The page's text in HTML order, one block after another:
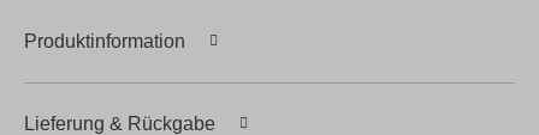
Produktinformation
Lieferung & Rückgabe